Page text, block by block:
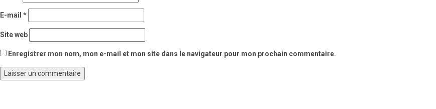
E-mail *
Site web
Enregistrer mon nom, mon e-mail et mon site dans le navigateur pour mon prochain commentaire.